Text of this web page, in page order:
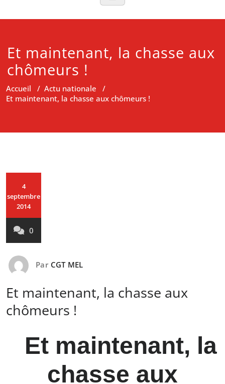
Et maintenant, la chasse aux
chômeurs !
Accueil / Actu nationale /
Et maintenant, la chasse aux chômeurs !
4
septembre
2014
0
Par CGT MEL
Et maintenant, la chasse aux
chômeurs !
Et maintenant, la
chasse aux